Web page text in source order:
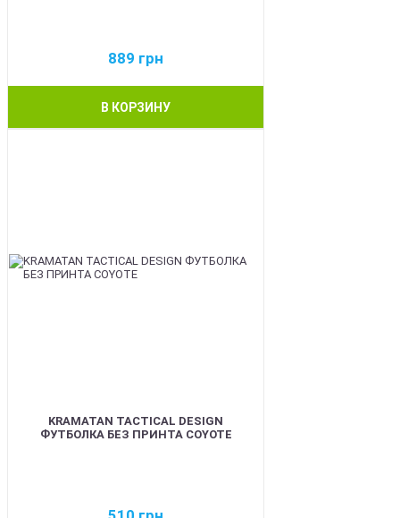
889 грн
В КОРЗИНУ
KRAMATAN TACTICAL DESIGN
ФУТБОЛКА БЕЗ ПРИНТА COYOTE